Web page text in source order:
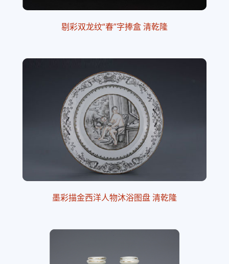
剔彩双龙纹“春”字捧盒 清乾隆
墨彩描金西洋人物沐浴图盘 清乾隆